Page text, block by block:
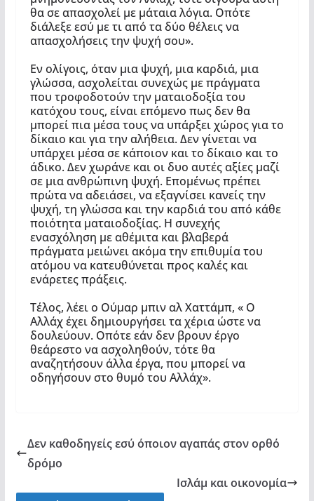
θα σε απασχολεί με μάταια λόγια. Οπότε
διάλεξε εσύ με τι από τα δύο θέλεις να
απασχολήσεις την ψυχή σου».
Εν ολίγοις, όταν μια ψυχή, μια καρδιά, μια
γλώσσα, ασχολείται συνεχώς με πράγματα
που τροφοδοτούν την ματαιοδοξία του
κατόχου τους, είναι επόμενο πως δεν θα
μπορεί πια μέσα τους να υπάρξει χώρος για το
δίκαιο και για την αλήθεια. Δεν γίνεται να
υπάρχει μέσα σε κάποιον και το δίκαιο και το
άδικο. Δεν χωράνε και οι δυο αυτές αξίες μαζί
σε μια ανθρώπινη ψυχή. Επομένως πρέπει
πρώτα να αδειάσει, να εξαγνίσει κανείς την
ψυχή, τη γλώσσα και την καρδιά του από κάθε
ποιότητα ματαιοδοξίας. Η συνεχής
ενασχόληση με αθέμιτα και βλαβερά
πράγματα μειώνει ακόμα την επιθυμία του
ατόμου να κατευθύνεται προς καλές και
ενάρετες πράξεις.
Τέλος, λέει ο Ούμαρ μπιν αλ Χαττάμπ, « Ο
Αλλάχ έχει δημιουργήσει τα χέρια ώστε να
δουλεύουν. Οπότε εάν δεν βρουν έργο
θεάρεστο να ασχοληθούν, τότε θα
αναζητήσουν άλλα έργα, που μπορεί να
οδηγήσουν στο θυμό του Αλλάχ».
Δεν καθοδηγείς εσύ όποιον αγαπάς στον ορθό
δρόμο
Ισλάμ και οικονομία